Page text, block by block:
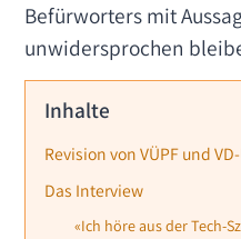
Befürworters mit
unwidersprochen
Inhalte
Revision von VÜPF und
Das Interview
«Ich höre aus der Tech-